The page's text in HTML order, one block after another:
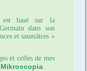
est basé sur la
dans son
et saumâtres »
et celles de mes
Mikroscopia.